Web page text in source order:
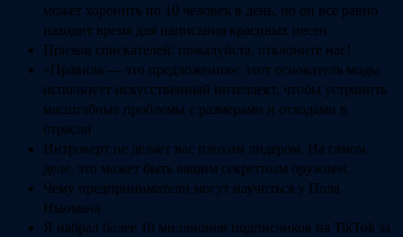
может хоронить по 10 человек в день, но он все равно
находит время для написания красивых песен
Призыв соискателей: пожалуйста, отклоните нас!
«Правила — это предложения»: этот основатель моды
использует искусственный интеллект, чтобы устранить
масштабные проблемы с размерами и отходами в
отрасли
Интроверт не делает вас плохим лидером. На самом
деле, это может быть вашим секретным оружием.
Чему предприниматели могут научиться у Пола
Ньюмана
Я набрал более 10 миллионов подписчиков на TikTok за